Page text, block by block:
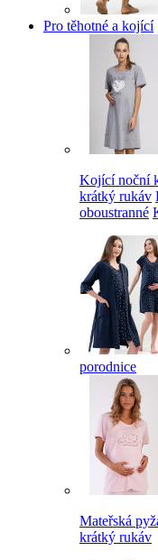
Pro těhotné a kojící
Kojící noční
krátký rukáv
oboustranné
porodnice
Mateřská
krátký rukáv